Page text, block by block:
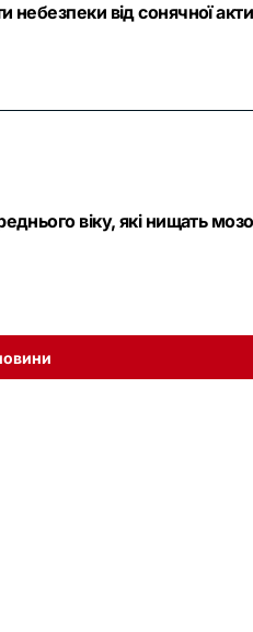
небезпеки від сонячної
віку, які нищать